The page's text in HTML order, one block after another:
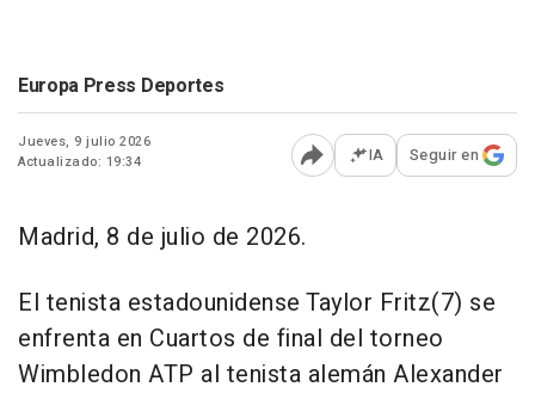
Europa Press Deportes
Jueves, 9 julio 2026
Actualizado: 19:34
Abrir opciones para
IA Seguir en
Madrid, 8 de julio de 2026.
El tenista estadounidense Taylor Fritz(7) se
enfrenta en Cuartos de final del torneo
Wimbledon ATP al tenista alemán Alexander